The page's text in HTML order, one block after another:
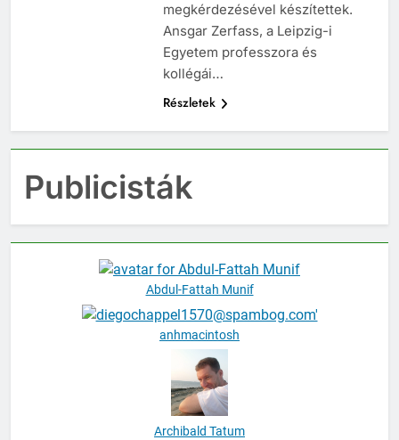
megkérdezésével készítettek.
Ansgar Zerfass, a Leipzig-i
Egyetem professzora és
kollégái…
Részletek
Publicisták
Abdul-Fattah Munif
anhmacintosh
Archibald Tatum